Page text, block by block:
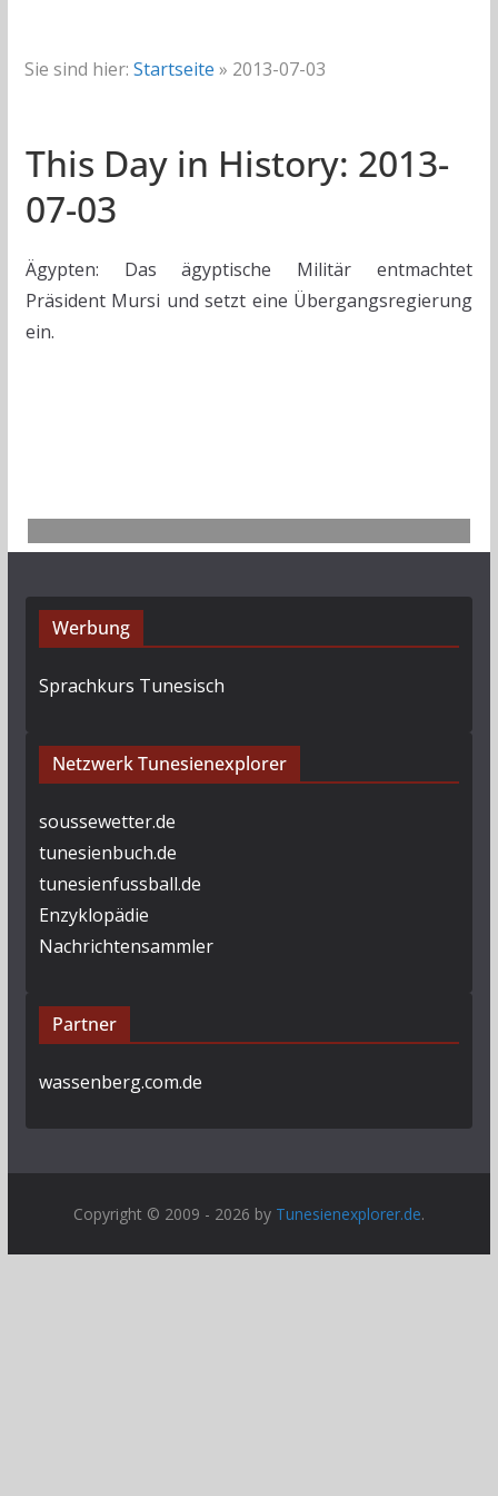
Sie sind hier: Startseite » 2013-07-03
This Day in History: 2013-
07-03
Ägypten: Das ägyptische Militär entmachtet
Präsident Mursi und setzt eine Übergangsregierung
ein.
Werbung
Sprachkurs Tunesisch
Netzwerk Tunesienexplorer
soussewetter.de
tunesienbuch.de
tunesienfussball.de
Enzyklopädie
Nachrichtensammler
Partner
wassenberg.com.de
Copyright © 2009 - 2026 by Tunesienexplorer.de.